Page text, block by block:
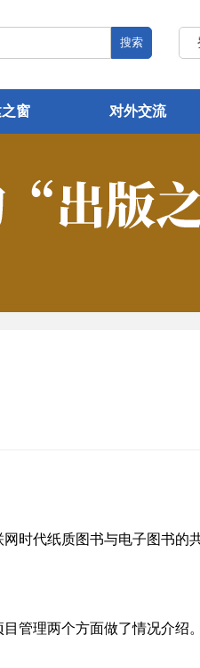
搜索
窗 对外交流
时代纸质图书与电子图书的
管理两个方面做了情况介绍